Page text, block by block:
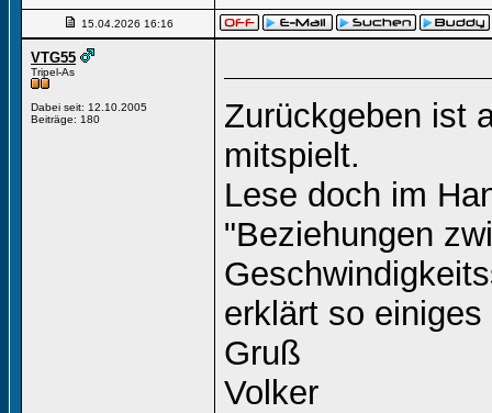
15.04.2026 16:16
VTG55
Tripel-As
Dabei seit: 12.10.2005
Beiträge: 180
Zurückgeben ist
mitspielt.
Lese doch im
"Beziehungen
erklärt so
Gruß
Volker